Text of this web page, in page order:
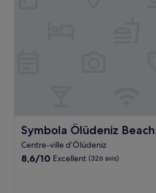
Symbola Ölüdeniz
Symbola Ölüdeniz Beach Hotel
Centre-ville d’Ölüdeniz
8.6
8,6/10 Excellent (326 avis)